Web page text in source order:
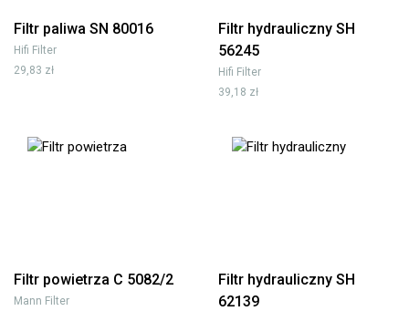
Filtr paliwa SN 80016
Hifi Filter
29,83 zł
Filtr hydrauliczny SH
56245
Hifi Filter
39,18 zł
Filtr powietrza C 5082/2
Mann Filter
Filtr hydrauliczny SH
62139